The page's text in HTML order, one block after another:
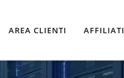
AREA CLIENTI AFFILIATI